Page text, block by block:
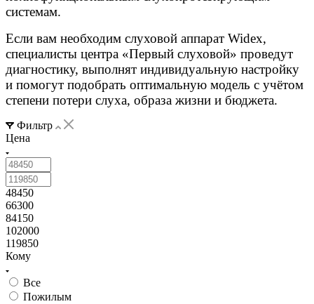
системам.
Если вам необходим слуховой аппарат Widex,
специалисты центра «Первый слуховой» проведут
диагностику, выполнят индивидуальную настройку
и помогут подобрать оптимальную модель с учётом
степени потери слуха, образа жизни и бюджета.
Фильтр
Цена
48450
66300
84150
102000
119850
Кому
Все
Пожилым